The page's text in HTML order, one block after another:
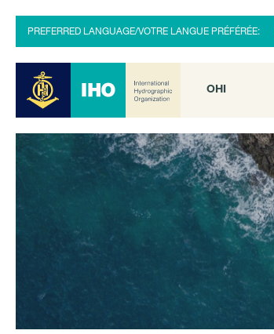
PREFERRED LANGUAGE/VOTRE LANGUE PRÉFÉRÉE:
OHI
OHI